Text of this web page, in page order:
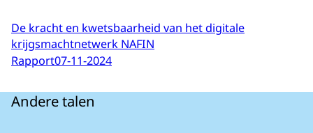
De kracht en kwetsbaarheid van het digitale
krijgsmachtnetwerk NAFIN
Rapport07-11-2024
Andere talen